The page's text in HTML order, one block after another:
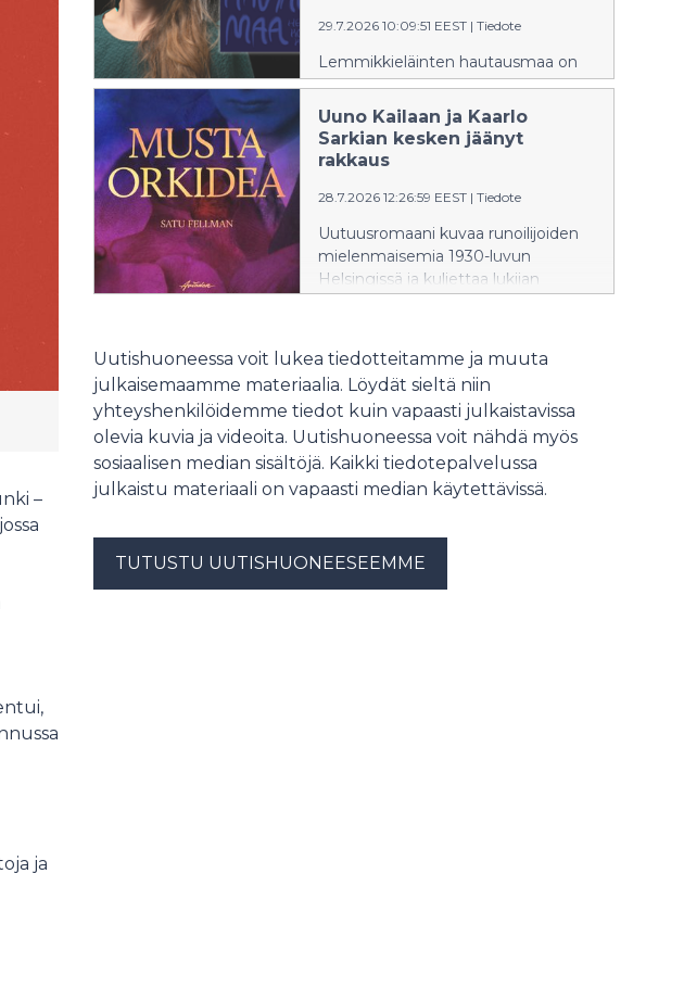
–
ja
29.7.2026 10:09:51 EEST | Tiedote
Lemmikkieläinten hautausmaa on
Heidi Korkiakankaan ensimmäinen
novellikokoelma.
Uuno Kailaan ja Kaarlo
Sarkian kesken jäänyt
rakkaus
28.7.2026 12:26:59 EEST | Tiedote
Uutuusromaani kuvaa runoilijoiden
mielenmaisemia 1930-luvun
Helsingissä ja kuljettaa lukijan
Uutishuoneessa voit lukea tiedotteitamme ja muuta
julkaisemaamme materiaalia. Löydät sieltä niin
yhteyshenkilöidemme tiedot kuin vapaasti julkaistavissa
olevia kuvia ja videoita. Uutishuoneessa voit nähdä myös
sosiaalisen median sisältöjä. Kaikki tiedotepalvelussa
julkaistu materiaali on vapaasti median käytettävissä.
TUTUSTU UUTISHUONEESEEMME